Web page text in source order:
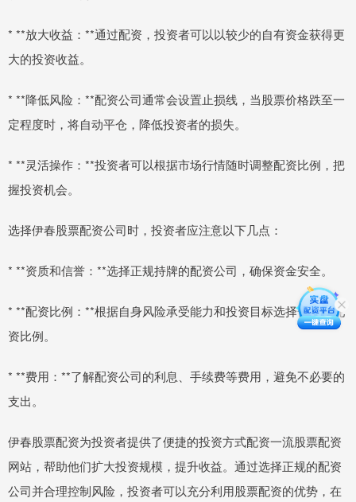
* **放大收益：**通过配资，投资者可以以较少的自有资金获得更
大的投资收益。
* **降低风险：**配资公司通常会设置止损线，当股票价格跌至一
定程度时，将自动平仓，降低投资者的损失。
* **灵活操作：**投资者可以根据市场行情随时调整配资比例，把
握投资机会。
选择伊春股票配资公司时，投资者应注意以下几点：
* **资质和信誉：**选择正规持牌的配资公司，确保资金安全。
* **配资比例：**根据自身风险承受能力和投资目标选择合适的配
资比例。
* **费用：**了解配资公司的利息、手续费等费用，避免不必要的
支出。
伊春股票配资为投资者提供了便捷的投资方式配资一流股票配资
网站，帮助他们扩大投资规模，提升收益。通过选择正规的配资
公司并合理控制风险，投资者可以充分利用股票配资的优势，在